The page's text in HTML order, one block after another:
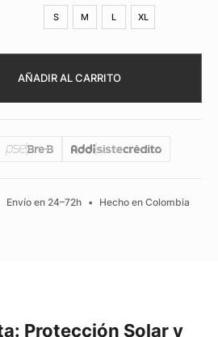
S M L XL
AÑADIR AL CARRITO
Envío en 24–72h • Hecho en Colombia
Protección Solar y